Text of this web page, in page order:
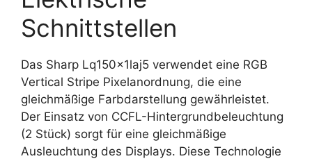
Schnittstellen
Das Sharp Lq150x1laj5 verwendet eine RGB
Vertical Stripe Pixelanordnung, die eine
gleichmäßige Farbdarstellung gewährleistet.
Der Einsatz von CCFL-Hintergrundbeleuchtung
(2 Stück) sorgt für eine gleichmäßige
Ausleuchtung des Displays. Diese Technologie